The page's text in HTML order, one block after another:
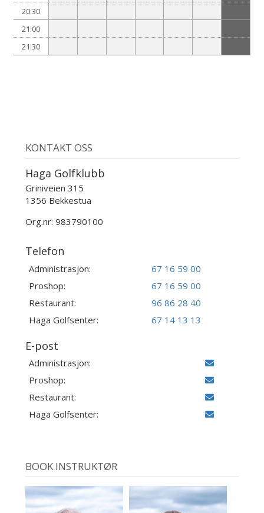
20:30
21:00
21:30
KONTAKT OSS
Haga Golfklubb
Griniveien 315
1356 Bekkestua
Org.nr: 983790100
Telefon
Administrasjon:
67 16 59 00
Proshop:
67 16 59 00
Restaurant:
96 86 28 40
Haga Golfsenter:
67 14 13 13
E-post
Administrasjon:
Proshop:
Restaurant:
Haga Golfsenter:
BOOK INSTRUKTØR